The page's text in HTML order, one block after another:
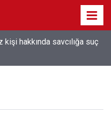
İspanya da
kontrol edecek